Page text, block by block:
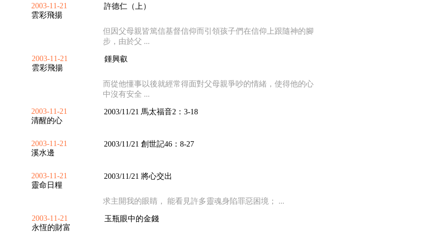
2003-11-21
雲彩飛揚
許德仁（上）
但因父母親皆篤信基督信仰而引領孩子們在信仰上跟隨神的腳
步，由於父 ...
2003-11-21
雲彩飛揚
鍾興叡
而從他懂事以後就經常得面對父母親爭吵的情緒，使得他的心
中沒有安全 ...
2003-11-21
清醒的心
2003/11/21 馬太福音2：3-18
2003-11-21
溪水邊
2003/11/21 創世記46：8-27
2003-11-21
靈命日糧
2003/11/21 將心交出
求主開我的眼睛， 能看見許多靈魂身陷罪惡困境； ...
2003-11-21
永恆的財富
玉瓶眼中的金錢